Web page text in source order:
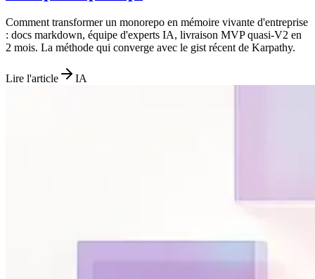
Comment transformer un monorepo en mémoire vivante d'entreprise
: docs markdown, équipe d'experts IA, livraison MVP quasi-V2 en
2 mois. La méthode qui converge avec le gist récent de Karpathy.
Lire l'article IA